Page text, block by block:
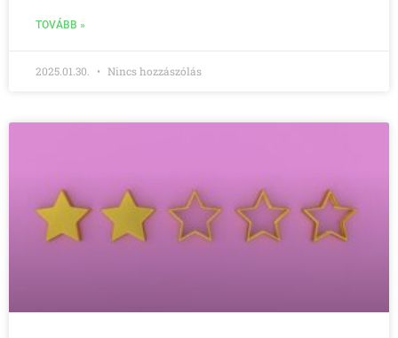
TOVÁBB »
2025.01.30. Nincs hozzászólás